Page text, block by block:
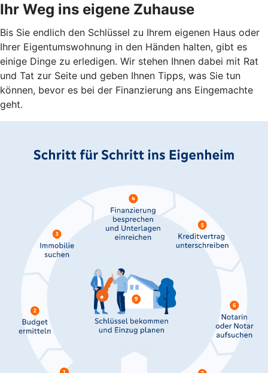
Ihr Weg ins eigene Zuhause
Bis Sie endlich den Schlüssel zu Ihrem eigenen Haus oder
Ihrer Eigentumswohnung in den Händen halten, gibt es
einige Dinge zu erledigen. Wir stehen Ihnen dabei mit Rat
und Tat zur Seite und geben Ihnen Tipps, was Sie tun
können, bevor es bei der Finanzierung ans Eingemachte
geht.